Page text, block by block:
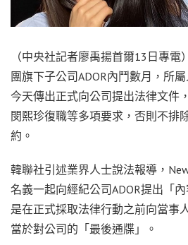
（中央社記者廖禹揚首爾13日專電
團旗下子公司ADOR內鬥數月，所
今天傳出正式向公司提出法律文件
閔熙珍復職等多項要求，否則不排
約。
韓聯社引述業界人士說法報導，
名義一起向經紀公司ADOR提出「
是在正式採取法律行動之前向當事
當於對公司的「最後通牒」。